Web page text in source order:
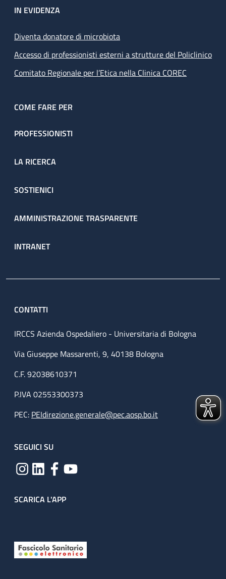
IN EVIDENZA
Diventa donatore di microbiota
Accesso di professionisti esterni a strutture del Policlinico
Comitato Regionale per l’Etica nella Clinica COREC
COME FARE PER
PROFESSIONISTI
LA RICERCA
SOSTIENICI
AMMINISTRAZIONE TRASPARENTE
INTRANET
CONTATTI
IRCCS Azienda Ospedaliero - Universitaria di Bologna
Via Giuseppe Massarenti, 9, 40138 Bologna
C.F. 92038610371
P.IVA 02553300373
PEC: PEIdirezione.generale@pec.aosp.bo.it
SEGUICI SU
SCARICA L'APP